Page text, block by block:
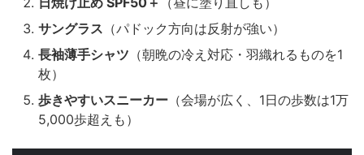
サングラス （パドック方向は反射が強い）
長袖薄手シャツ （朝晩の冷え対応・羽織れるものを1
枚）
歩きやすいスニーカー （会場が広く、1日の歩数は1万
5,000歩超えも）